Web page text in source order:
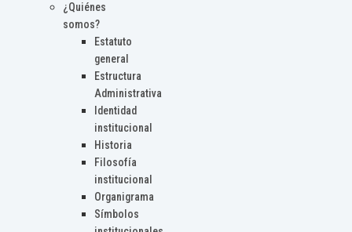
¿Quiénes
somos?
Estatuto
general
Estructura
Administrativa
Identidad
institucional
Historia
Filosofía
institucional
Organigrama
Símbolos